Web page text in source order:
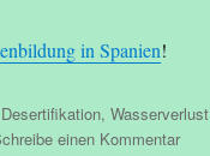
in Spanien!
Kategorien
Desertifikation,Wasserverlust
einen Kommentarzu